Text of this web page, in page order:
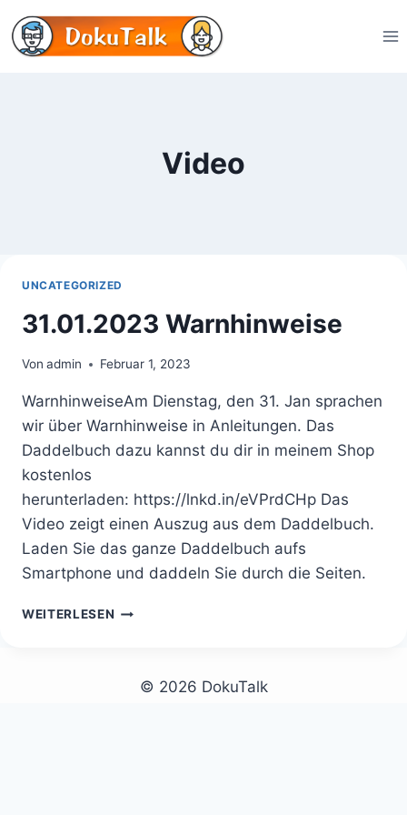
Zum
Inhalt
springen
Video
UNCATEGORIZED
31.01.2023 Warnhinweise
Von admin Februar 1, 2023
WarnhinweiseAm Dienstag, den 31. Jan sprachen
wir über Warnhinweise in Anleitungen. Das
Daddelbuch dazu kannst du dir in meinem Shop
kostenlos
herunterladen: https://lnkd.in/eVPrdCHp Das
Video zeigt einen Auszug aus dem Daddelbuch.
Laden Sie das ganze Daddelbuch aufs
Smartphone und daddeln Sie durch die Seiten.
WEITERLESEN 31.01.2023
© 2026 DokuTalk